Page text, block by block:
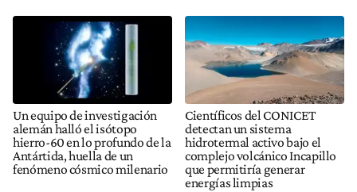
Un equipo de investigación
alemán halló el isótopo
hierro-60 en lo profundo de la
Antártida, huella de un
fenómeno cósmico milenario
Científicos del CONICET
detectan un sistema
hidrotermal activo bajo el
complejo volcánico Incapillo
que permitiría generar
energías limpias